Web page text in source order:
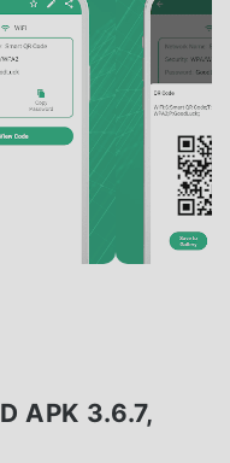
APK 3.6.7,